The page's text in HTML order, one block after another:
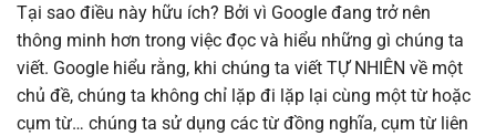
Tại sao điều này hữu ích? Bởi vì Google đang trở nên
thông minh hơn trong việc đọc và hiểu những gì chúng ta
viết. Google hiểu rằng, khi chúng ta viết TỰ NHIÊN về một
chủ đề, chúng ta không chỉ lặp đi lặp lại cùng một từ hoặc
cụm từ… chúng ta sử dụng các từ đồng nghĩa, cụm từ liên